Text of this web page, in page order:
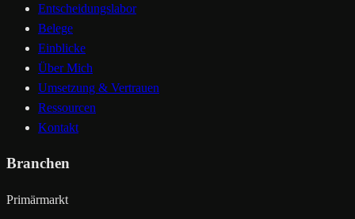
Entscheidungslabor
Belege
Einblicke
Über Mich
Umsetzung & Vertrauen
Ressourcen
Kontakt
Branchen
Primärmarkt